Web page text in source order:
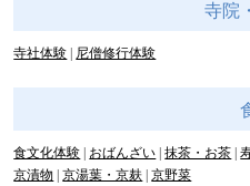
寺院
寺社体験 尼僧修行体験
食文化体験 おばんざい 抹茶・お茶
京漬物
京湯葉・京麸 京野菜